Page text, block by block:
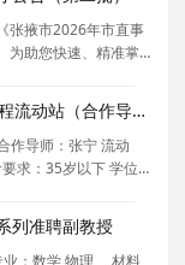
张掖市2026年市直事
为助您快速、精准掌
院的岗位信息与报考
清华大学电机工程与应用电子技术系电气工程流动站（合作导师张宁）2026年招聘2名博士后
作导师：张宁 流动
求：35岁以下 学位要
电力系统安全稳定规
列准聘副教授
：数学 物理 、材料